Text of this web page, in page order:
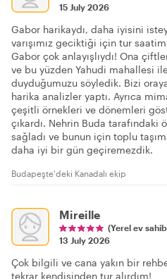
15 July 2026
Gabor harikaydı, daha iyisini
varışımız geciktiği için tur
Gabor çok anlayışlıydı! Ona
ve bu yüzden Yahudi mahallesi
duyduğumuzu söyledik. Bizi
harika analizler yaptı. Ayrıca
çeşitli örnekleri ve dönemleri
çıkardı. Nehrin Buda
sağladı ve bunun için toplu
daha iyi bir gün geçiremezdik.
Budapeşte'deki Kanadalı ekip
Mireille
(Yerel ev
13 July 2026
Çok bilgili ve cana yakın bir
tekrar kendisinden tur alırdım!